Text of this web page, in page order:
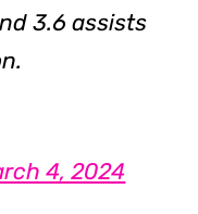
3.6 assists
4, 2024